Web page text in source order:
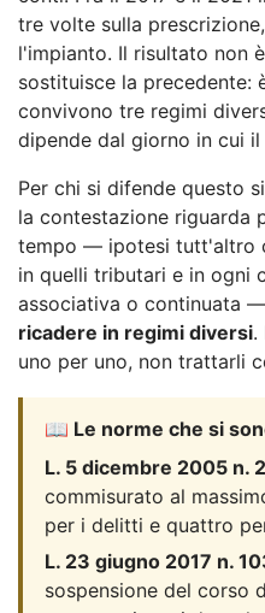
tre volte sulla
l'impianto. Il risultato non
sostituisce la precedente:
convivono tre regimi
dipende dal giorno in cui
Per chi si difende questo
la contestazione riguarda
tempo — ipotesi tutt'altro
in quelli tributari e in ogni
associativa o continuata —
ricadere in regimi diversi.
uno per uno, non trattarli
📖 Le norme che si
L. 5 dicembre 2005 n.
commisurato al
per i delitti e quattro
L. 23 giugno 2017 n.
sospensione del corso